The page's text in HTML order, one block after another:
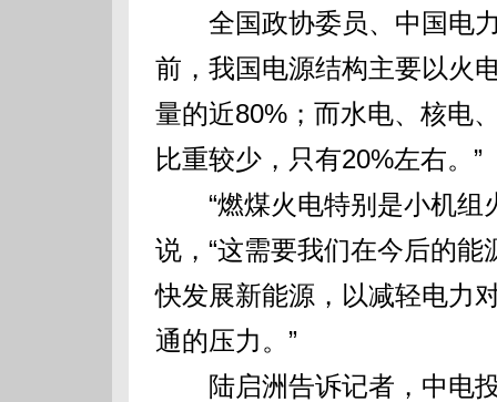
全国政协委员、中国电力
前，我国电源结构主要以火
量的近80%；而水电、核电
比重较少，只有20%左右。”
“燃煤火电特别是小机组
说，“这需要我们在今后的
快发展新能源，以减轻电力
通的压力。”
陆启洲告诉记者，中电投